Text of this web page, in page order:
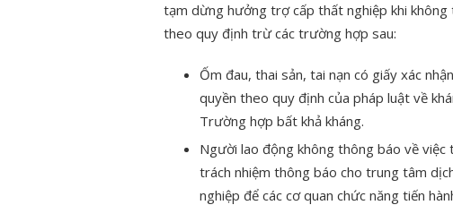
tạm dừng hưởng trợ cấp thất nghiệp khi
theo quy định trừ các trường hợp sau:
Ốm đau, thai sản, tai nạn có giấy xác
quyền theo quy định của pháp luật về
Trường hợp bất khả kháng.
Người lao động không thông báo về
trách nhiệm thông báo cho trung tâm
nghiệp để các cơ quan chức năng tiến